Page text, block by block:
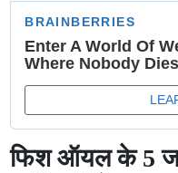
फिश ऑयल के 5